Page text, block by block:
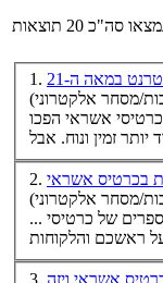
1.
כרטיסי אשראי הפכו
2.
כרטיסי
3.